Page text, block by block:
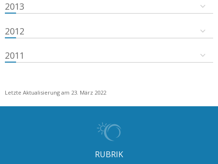
2013
2012
2011
Letzte Aktualisierung am 23. März 2022
RUBRIK